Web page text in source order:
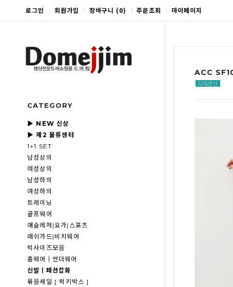
로그인 회원가입 장바구니 (0) 주문조회 마이페이지
CATEGORY
▶ NEW 신상
▶ 제2 물류센터
1+1 SET
남성상의
여성상의
남성하의
여성하의
트레이닝
골프웨어
애슬레저|요가|스포츠
래쉬가드|비치웨어
빅사이즈모음
홈웨어ㅣ언더웨어
신발ㅣ패션잡화
묶음세일 [ 럭키박스 ]
ACC